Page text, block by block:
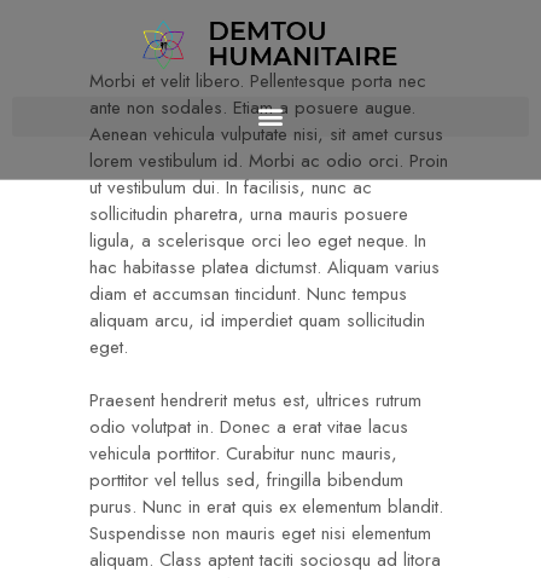
Morbi et velit libero. Pellentesque porta nec
ante non sodales. Etiam a posuere augue.
Aenean vehicula vulputate nisi, sit amet cursus
lorem vestibulum id. Morbi ac odio orci. Proin
ut vestibulum dui. In facilisis, nunc ac
sollicitudin pharetra, urna mauris posuere
ligula, a scelerisque orci leo eget neque. In
hac habitasse platea dictumst. Aliquam varius
diam et accumsan tincidunt. Nunc tempus
aliquam arcu, id imperdiet quam sollicitudin
eget.
Praesent hendrerit metus est, ultrices rutrum
odio volutpat in. Donec a erat vitae lacus
vehicula porttitor. Curabitur nunc mauris,
porttitor vel tellus sed, fringilla bibendum
purus. Nunc in erat quis ex elementum blandit.
Suspendisse non mauris eget nisi elementum
aliquam. Class aptent taciti sociosqu ad litora